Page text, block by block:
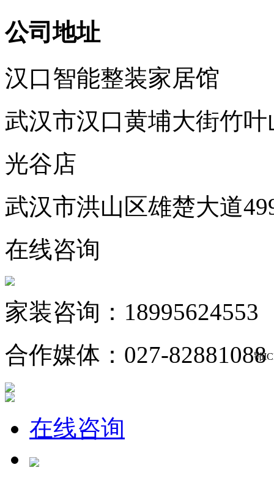
公司地址
汉口智能整装家居馆
武汉市汉口黄埔大街竹
光谷店
武汉市洪山区雄楚大道
在线咨询
家装咨询：18995624553
合作媒体：027-82881088
鄂
在线咨询